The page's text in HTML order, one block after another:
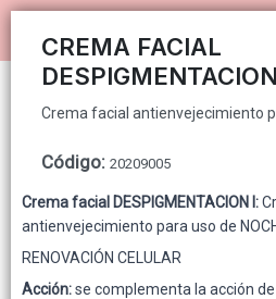
Crema facial antienvejecimiento para
CREMA FACIAL
Crema facial antienvejecimiento
Código: 20209005
Crema facial DESPIGMENTACION I:
antienvejecimiento para uso de
RENOVACIÓN CELULAR
Acción:se complementa la acción de
PUNTOS DE VENTA
QUIÉNES SOMOS
GENNUINE PARA CONSUMIDOR FINAL